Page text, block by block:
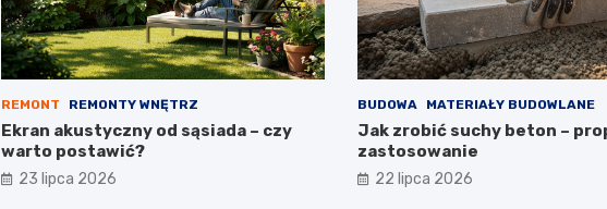
REMONT REMONTY WNĘTRZ
Ekran akustyczny od sąsiada – czy
warto postawić?
23 lipca 2026
BUDOWA MATERIAŁY BUDOWLANE
Jak zrobić suchy beton –
zastosowanie
22 lipca 2026